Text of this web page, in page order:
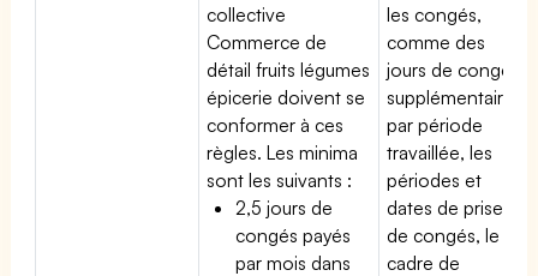
collective
Commerce de
détail fruits légumes
épicerie doivent se
conformer à ces
règles. Les minima
sont les suivants :
2,5 jours de
congés payés
par mois dans
les congés,
comme des
jours de congé
supplémentaires
par période
travaillée, les
périodes et
dates de prise
de congés, le
cadre de